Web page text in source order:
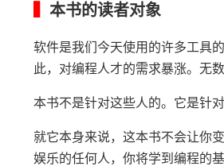
本书的读者对象
软件是我们今天使用的许多工具
此，对编程人才的需求暴涨。无
本书不是针对这些人的。它是针
就它本身来说，这本书不会让你
娱乐的任何人，你将学到编程的